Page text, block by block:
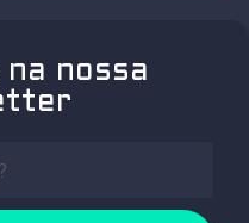
na nossa